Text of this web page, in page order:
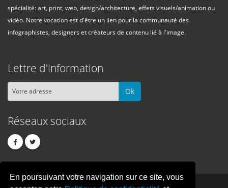
En poursuivant votre navigation sur ce site, vous
spécialité: art, print, web, design/architecture, effets visuels/animation ou
vidéo. Notre vocation est d'être un lien pour la communauté des
infographistes, designers et créateurs de contenu lié à l'image.
Lettre d'information
Ok
Réseaux sociaux